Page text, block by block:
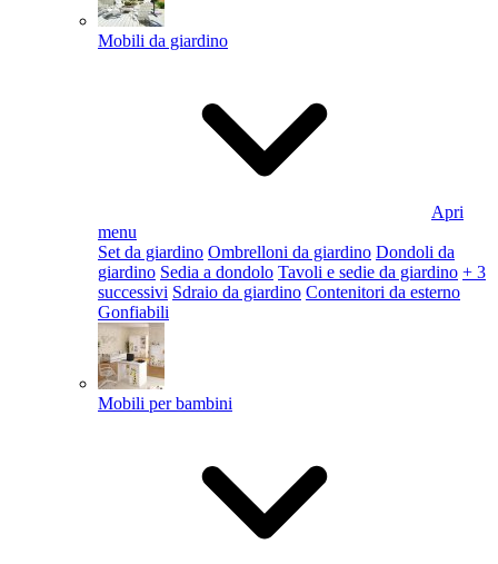
Mobili da giardino
Apri
menu
Set da giardino Ombrelloni da giardino Dondoli da
giardino Sedia a dondolo Tavoli e sedie da giardino + 3
successivi Sdraio da giardino Contenitori da esterno
Gonfiabili
Mobili per bambini